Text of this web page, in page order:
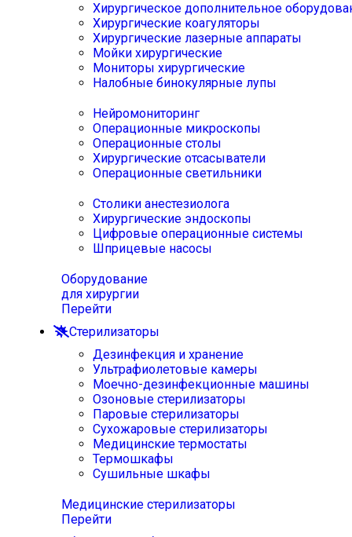
Хирургическое дополнительное
Хирургические коагуляторы
Хирургические лазерные аппараты
Мойки хирургические
Мониторы хирургические
Налобные бинокулярные лупы
Нейромониторинг
Операционные микроскопы
Операционные столы
Хирургические отсасыватели
Операционные светильники
Столики анестезиолога
Хирургические эндоскопы
Цифровые операционные системы
Шприцевые насосы
Оборудование
для хирургии
Перейти
Стерилизаторы
Дезинфекция и хранение
Ультрафиолетовые камеры
Моечно-дезинфекционные машины
Озоновые стерилизаторы
Паровые стерилизаторы
Сухожаровые стерилизаторы
Медицинские термостаты
Термошкафы
Сушильные шкафы
Медицинские стерилизаторы
Перейти